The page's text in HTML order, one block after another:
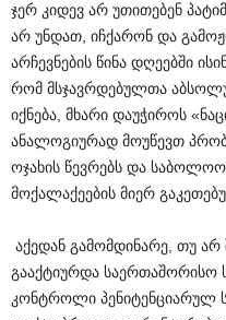
ჯერ კიდევ არ უთითებენ
არ უნდათ, იჩქარონ და
არჩევნების წინა დღეებში
რომ მსჯავრდებულთა
იქნება, მხარი დაუჭიროს
ანალოგიურად მოუწევთ
ოჯახის წევრებს და
მოქალაქეების მიერ
აქედან გამომდინარე, თუ
გააქტიურდა საერთაშორისო
კონტროლი პენიტენციარულ